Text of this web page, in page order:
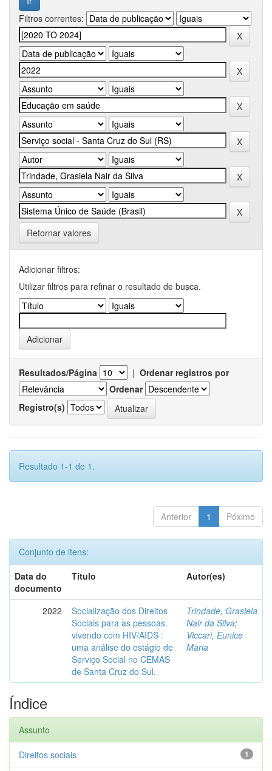
Filtros correntes:
Retornar valores
Adicionar filtros:
Utilizar filtros para refinar o resultado de busca.
Resultados/Página | Ordenar registros por
Ordenar
Registro(s)
Resultado 1-1 de 1.
Anterior 1 Póximo
Conjunto de itens:
Data do
documento
Título Autor(es)
2022
Socialização dos Direitos
Sociais para as pessoas
vivendo com HIV/AIDS :
uma análise do estágio de
Serviço Social no CEMAS
de Santa Cruz do Sul.
Trindade, Grasiela
Nair da Silva;
Viccari, Eunice
Maria
Índice
Assunto
1
Direitos sociais